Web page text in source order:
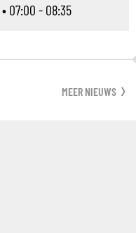
• 07:00 - 08:35
MEER NIEUWS